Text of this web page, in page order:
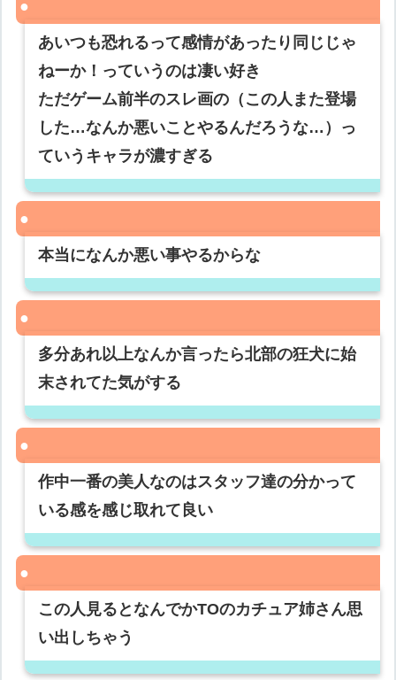
あいつも恐れるって感情があったり同じじゃ
ねーか！っていうのは凄い好き
ただゲーム前半のスレ画の（この人また登場
した…なんか悪いことやるんだろうな…）っ
ていうキャラが濃すぎる
本当になんか悪い事やるからな
多分あれ以上なんか言ったら北部の狂犬に始
末されてた気がする
作中一番の美人なのはスタッフ達の分かって
いる感を感じ取れて良い
この人見るとなんでかTOのカチュア姉さん思
い出しちゃう